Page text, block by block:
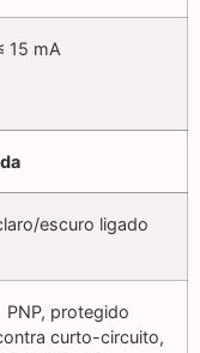
15 mA
escuro ligado
PNP, protegido
curto-circuito,